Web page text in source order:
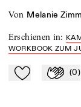
von Melanie
Erschienen in:
WORKBOOK ZUM
Zu Mein-TdZ (0)